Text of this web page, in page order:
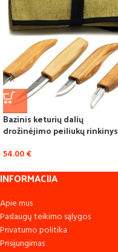
Bazinis keturių dalių
drožinėjimo peiliukų rinkinys
54.00€
INFORMACIJA
Apie mus
Paslaugų teikimo sąlygos
Privatumo politika
Prisijungimas